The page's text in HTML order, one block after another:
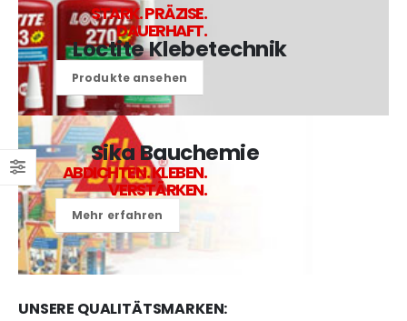
STARK. PRÄZISE.
DAUERHAFT.
Loctite Klebetechnik
Produkte ansehen
Sika Bauchemie
ABDICHTEN. KLEBEN.
VERSTÄRKEN.
Mehr erfahren
UNSERE QUALITÄTSMARKEN: